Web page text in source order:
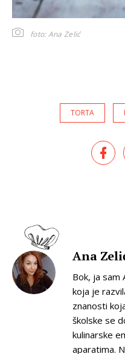
foto: Ana Zelić
TORTA
Ana
Bok, ja sam
koja je
znanosti
školske se
kulinarske
aparatima.